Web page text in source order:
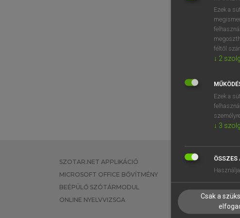
SZOTAR.NET APPLIKÁCIÓ
MICROSOFT OFFICE BŐVÍTMÉNY
BEÉPÜLŐ SZÓTÁRMODUL
ONLINE NYELVVIZSGA
EGYÉNI
TANULÓKNAK
VÁLLALATI
Ezek a
féltől
↓ 2
Ezek a
↓ 3
ÖSSZES
Csak a